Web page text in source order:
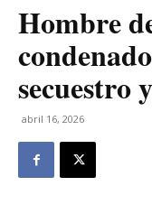
Hombre
secuestro
abril 16, 2026